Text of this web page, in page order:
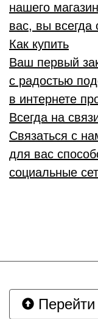
нашего
вас, вы всегда
Как купить
Ваш первый
с радостью
в интернете
Всегда на
Связаться с
для вас
социальные